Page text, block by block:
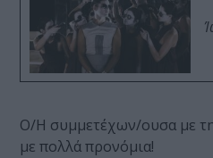
Ο/Η συμμετέχων/ουσα με
με πολλά προνόμια!